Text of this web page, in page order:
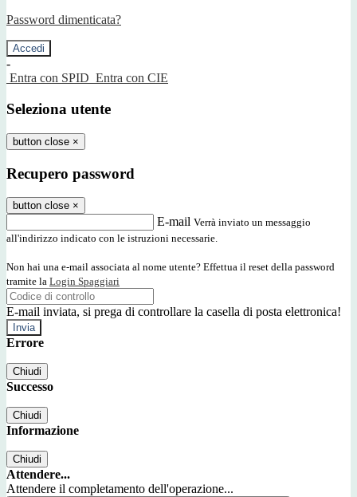
Password dimenticata?
-
Entra con SPID Entra con CIE
Seleziona utente
button close ×
Recupero password
button close ×
E-mail Verrà inviato un messaggio
all'indirizzo indicato con le istruzioni necessarie.
Non hai una e-mail associata al nome utente? Effettua il reset della password
tramite la Login Spaggiari
E-mail inviata, si prega di controllare la casella di posta elettronica!
Errore
Chiudi
Successo
Chiudi
Informazione
Chiudi
Attendere...
Attendere il completamento dell'operazione...